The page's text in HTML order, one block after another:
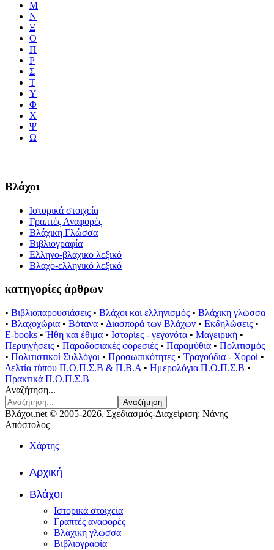
Μ
Ν
Ξ
Ο
Π
Ρ
Σ
Τ
Υ
Φ
Χ
Ψ
Ω
Βλάχοι
Ιστορικά στοιχεία
Γραπτές Αναφορές
Βλάχικη Γλώσσα
Βιβλιογραφία
Ελληνο-βλάχικο λεξικό
Βλαχο-ελληνικό λεξικό
κατηγορίες άρθρων
• Βιβλιοπαρουσιάσεις • Βλάχοι και ελληνισμός • Βλάχικη γλώσσα
• Βλαχοχώρια • Βότανα • Διασπορά των Βλάχων • Εκδηλώσεις •
E-books •Ήθη και έθιμα • Ιστορίες - γεγονότα • Μαγειρική •
Περιηγήσεις • Παραδοσιακές φορεσιές • Παραμύθια • Πολιτισμός
• Πολιτιστικοί Συλλόγοι • Προσωπικότητες • Τραγούδια - Χοροί •
Δελτία τύπου Π.Ο.Π.Σ.Β & Π.Β.Α • Ημερολόγια Π.Ο.Π.Σ.Β •
Πρακτικά Π.Ο.Π.Σ.Β
Αναζήτηση...
Αναζήτηση
Βλάχοι.net © 2005-2026, Σχεδιασμός-Διαχείριση: Νάνης
Απόστολος
Χάρτης
Αρχική
Βλάχοι
Ιστορικά στοιχεία
Γραπτές αναφορές
Βλάχικη γλώσσα
Βιβλιογραφία